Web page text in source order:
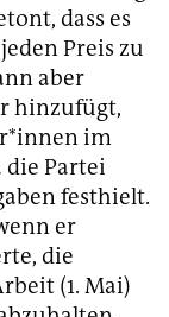
dass es
Preis zu
aber
hinzufügt,
im
die Partei
festhielt.
er
die
(1. Mai)